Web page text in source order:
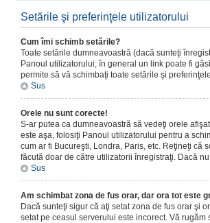
Setările şi preferinţele utilizatorului
Cum îmi schimb setările?
Toate setările dumneavoastră (dacă sunteţi
Panoul utilizatorului; în general un link poate fi
permite să vă schimbaţi toate setările şi
Sus
Orele nu sunt corecte!
S-ar putea ca dumneavoastră să vedeţi orele
este aşa, folosiţi Panoul utilizatorului pentru a
cum ar fi Bucureşti, Londra, Paris, etc. Reţineţi că
făcută doar de către utilizatorii înregistraţi. Dacă
Sus
Am schimbat zona de fus orar, dar ora tot este
Dacă sunteţi sigur că aţi setat zona de fus orar şi
setat pe ceasul serverului este incorect. Vă